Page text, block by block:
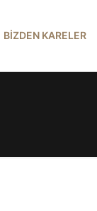
BİZDEN KARELER